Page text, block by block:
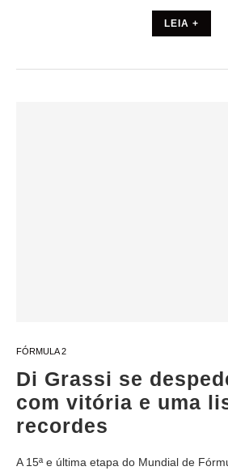
LEIA +
FÓRMULA 2
Di Grassi se
com vitória e uma
recordes
A 15ª e última etapa do Mundial de